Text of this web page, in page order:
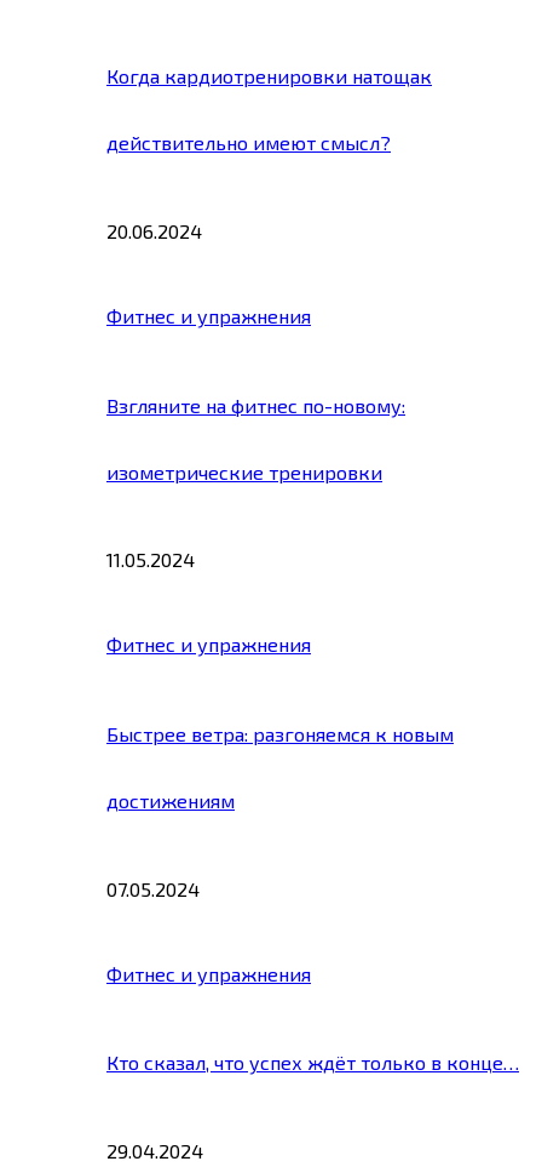
Когда кардиотренировки натощак
действительно имеют смысл?
20.06.2024
Фитнес и упражнения
Взгляните на фитнес по-новому:
изометрические тренировки
11.05.2024
Фитнес и упражнения
Быстрее ветра: разгоняемся к новым
достижениям
07.05.2024
Фитнес и упражнения
Кто сказал, что успех ждёт только в конце…
29.04.2024